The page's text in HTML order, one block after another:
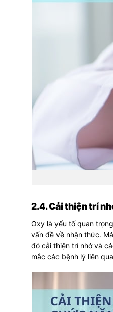
2.4. Cải thiện trí
Oxy là yếu tố quan
vấn đề về nhận thức.
đó cải thiện trí nhớ và
mắc các bệnh lý liên